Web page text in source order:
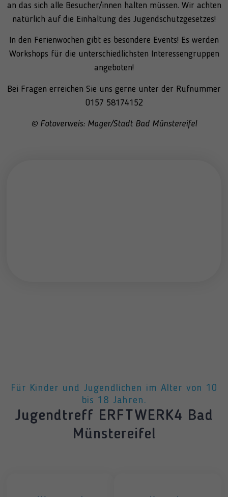
an das sich alle Besucher/innen halten müssen. Wir achten
natürlich auf die Einhaltung des Jugendschutzgesetzes!
In den Ferienwochen gibt es besondere Events! Es werden
Workshops für die unterschiedlichsten Interessengruppen
angeboten!
Bei Fragen erreichen Sie uns gerne unter der Rufnummer
0157 58174152
© Fotoverweis: Mager/Stadt Bad Münstereifel
Für Kinder und Jugendlichen im Alter von 10
bis 18 Jahren.
Jugendtreff ERFTWERK4 Bad
Münstereifel